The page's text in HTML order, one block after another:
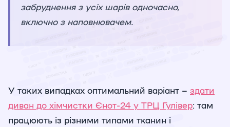
забруднення з усіх шарів одночасно,
включно з наповнювачем.
У таких випадках оптимальний варіант – здати
диван до хімчистки Єнот-24 у ТРЦ Гулівер: там
працюють із різними типами тканин і